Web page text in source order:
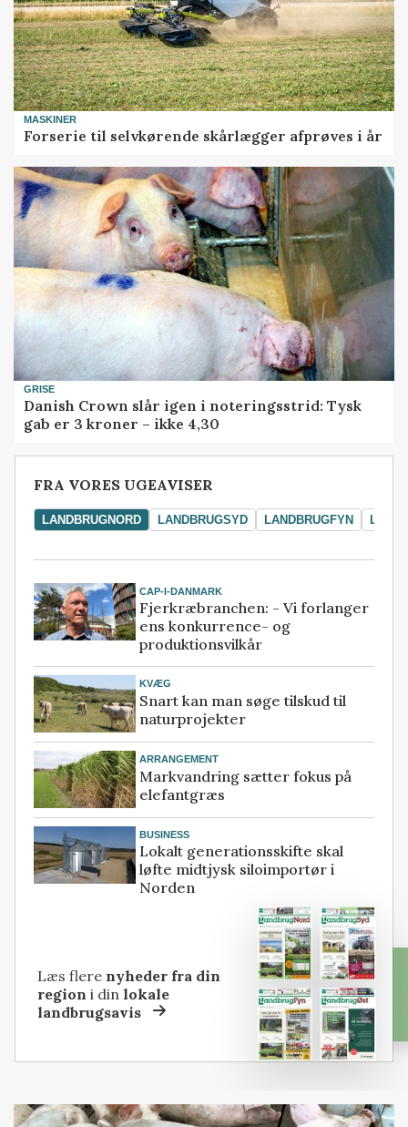
MASKINER
Forserie til selvkørende skårlægger afprøves i år
GRISE
Danish Crown slår igen i noteringsstrid: Tysk
gab er 3 kroner – ikke 4,30
FRA VORES UGEAVISER
LANDBRUGNORD LANDBRUGSYD LANDBRUGFYN
CAP-I-DANMARK
Fjerkræbranchen: - Vi forlanger
ens konkurrence- og
produktionsvilkår
KVÆG
Snart kan man søge tilskud til
naturprojekter
ARRANGEMENT
Markvandring sætter fokus på
elefantgræs
BUSINESS
Lokalt generationsskifte skal
løfte midtjysk siloimportør i
Norden
Læs flere nyheder fra din
region i dinlokale
landbrugsavis